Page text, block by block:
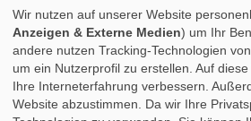
Wir nutzen auf unserer Website
Anzeigen & Externe Medien) um Ihr
andere nutzen Tracking-Technologien
um ein Nutzerprofil zu erstellen. Auf
Ihre Interneterfahrung verbessern.
Website abzustimmen. Da wir Ihre